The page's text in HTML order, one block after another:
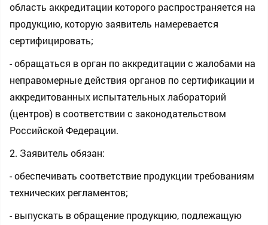
область аккредитации которого распространяется на
продукцию, которую заявитель намеревается
сертифицировать;
- обращаться в орган по аккредитации с жалобами на
неправомерные действия органов по сертификации и
аккредитованных испытательных лабораторий
(центров) в соответствии с законодательством
Российской Федерации.
2. Заявитель обязан:
- обеспечивать соответствие продукции требованиям
технических регламентов;
- выпускать в обращение продукцию, подлежащую